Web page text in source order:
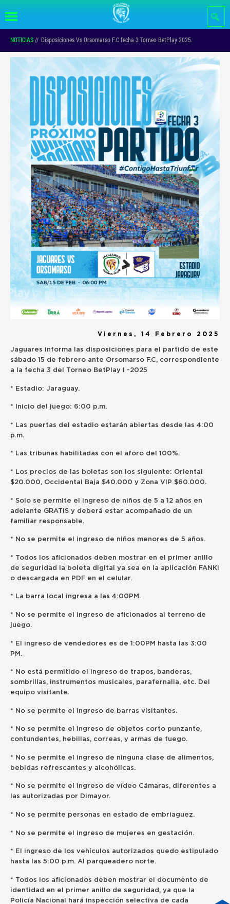
Pasar al
principal
NOTICIAS// Disposiciones Vs Orsomarso F.C fecha 3 Torneo BetPlay 2025.
Viernes, 14 Febrero 2025
Jaguares informa las disposiciones para el partido de este
sábado 15 de febrero ante Orsomarso F.C, correspondiente
a la fecha 3 del Torneo BetPlay I -2025
* Estadio: Jaraguay.
* Inicio del juego: 6:00 p.m.
* ‎Las puertas del estadio estarán abiertas desde las 4:00
p.m.
* Las tribunas habilitadas con el aforo del 100%.
* Los precios de las boletas son los siguiente: Oriental
$20.000, Occidental Baja $40.000 y Zona VIP $60.000.
* Solo se permite el ingreso de niños de 5 a 12 años en
adelante GRATIS y deberá estar acompañado de un
familiar responsable.
* No se permite el ingreso de niños menores de 5 años.
* Todos los aficionados deben mostrar en el primer anillo
de seguridad la boleta digital ya sea en la aplicación FANKI
o descargada en PDF en el celular.
* La barra local ingresa a las 4:00PM.
* No se permite el ingreso de aficionados al terreno de
juego.
* El ingreso de vendedores es de 1:00PM hasta las 3:00
PM.
* No está permitido el ingreso de trapos, banderas,
sombrillas, instrumentos musicales, parafernalia, etc. Del
equipo visitante.
* No se permite el ingreso de barras visitantes.
* No se permite el ingreso de objetos corto punzante,
contundentes, hebillas, correas, y armas de fuego.
* No se permite el ingreso de ninguna clase de alimentos,
bebidas refrescantes y alcohólicas.
* No se permite el ingreso de vídeo Cámaras, diferentes a
las autorizadas por Dimayor.
* No se permite personas en estado de embriaguez.
* No se permite el ingreso de mujeres en gestación.
* El ingreso de los vehículos autorizados quedo estipulado
hasta las 5:00 p.m. Al parqueadero norte.
* Todos los aficionados deben mostrar el documento de
identidad en el primer anillo de seguridad, ya que la
Policía Nacional hará inspección selectiva de cada